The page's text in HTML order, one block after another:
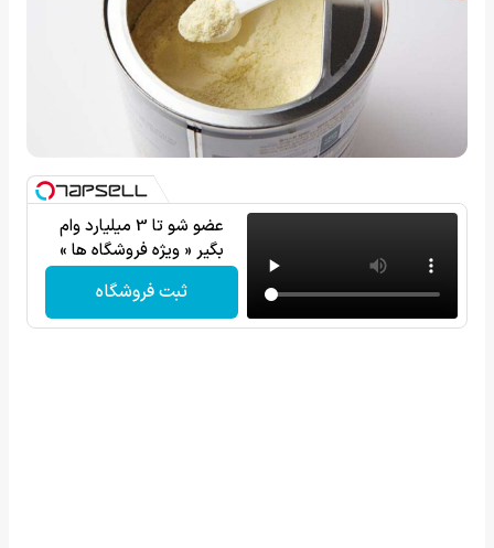
عضو شو تا 3 میلیارد وام
بگیر « ویژه فروشگاه ها »
ثبت فروشگاه